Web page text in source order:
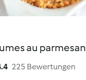
au parmesan
225 Bewertungen